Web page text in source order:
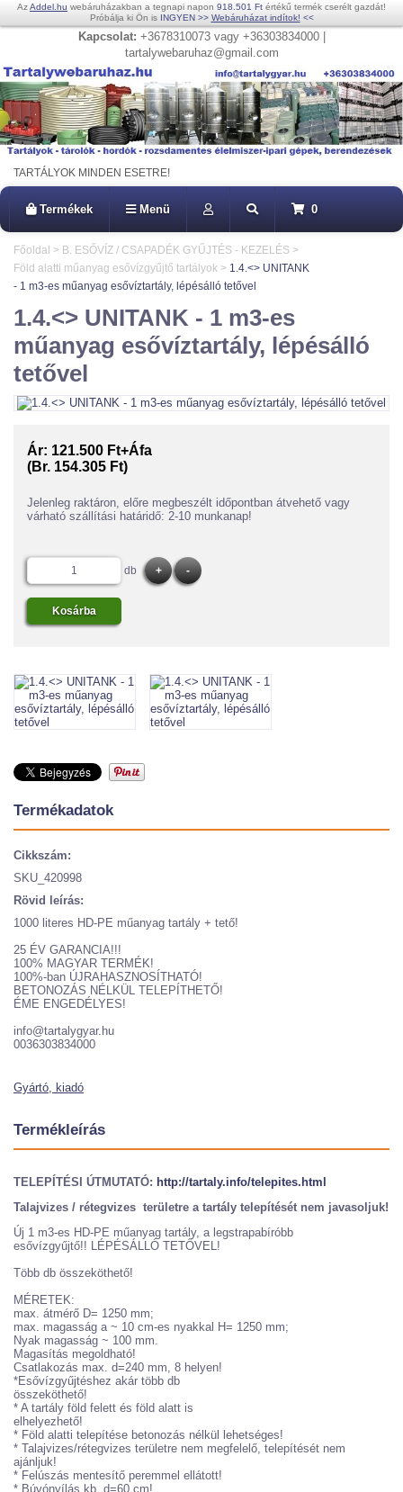
AzAddel.hu webáruházakban a tegnapi napon 918.501 Ft értékű termék cserélt gazdát!
Próbálja ki Ön is INGYEN >> Webáruházat indítok! <<
Kapcsolat: +3678310073 vagy +36303834000 |
tartalywebaruhaz@gmail.com
TARTÁLYOK MINDEN ESETRE!
Termékek Menü 0
Főoldal > B. ESŐVÍZ / CSAPADÉK GYŰJTÉS - KEZELÉS >
Föld alatti műanyag esővízgyűjtő tartályok > 1.4.<> UNITANK
- 1 m3-es műanyag esővíztartály, lépésálló tetővel
1.4.<> UNITANK - 1 m3-es
műanyag esővíztartály, lépésálló
tetővel
Ár: 121.500 Ft+Áfa
(Br. 154.305 Ft)
Jelenleg raktáron, előre megbeszélt időpontban átvehető vagy
várható szállítási határidő: 2-10 munkanap!
db
Termékadatok
Cikkszám:
SKU_420998
Rövid leírás:
1000 literes HD-PE műanyag tartály + tető!
25 ÉV GARANCIA!!!
100% MAGYAR TERMÉK!
100%-ban ÚJRAHASZNOSÍTHATÓ!
BETONOZÁS NÉLKÜL TELEPÍTHETŐ!
ÉME ENGEDÉLYES!
info@tartalygyar.hu
0036303834000
Gyártó, kiadó
Termékleírás
TELEPÍTÉSI ÚTMUTATÓ: http://tartaly.info/telepites.html
Talajvizes / rétegvizes területre a tartály telepítését nem javasoljuk!
Új 1 m3-es HD-PE műanyag tartály, a legstrapabíróbb
esővízgyűjtő!! LÉPÉSÁLLÓ TETŐVEL!
Több db összeköthető!
MÉRETEK:
max. átmérő D= 1250 mm;
max. magasság a ~ 10 cm-es nyakkal H= 1250 mm;
Nyak magasság ~ 100 mm.
Magasítás megoldható!
Csatlakozás max. d=240 mm, 8 helyen!
*Esővízgyűjtéshez akár több db
összeköthető!
* A tartály föld felett és föld alatt is
elhelyezhető!
* Föld alatti telepítése betonozás nélkül lehetséges!
* Talajvizes/rétegvizes területre nem megfelelő, telepítését nem
ajánljuk!
* Felúszás mentesítő peremmel ellátott!
* Búvónyílás kb. d=60 cm!